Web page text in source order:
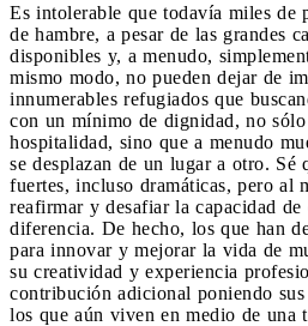
Es intolerable que todavía miles de
de hambre, a pesar de las grandes
disponibles y, a menudo,
mismo modo, no pueden dejar de
innumerables refugiados que
con un mínimo de dignidad, no
hospitalidad, sino que a menudo
se desplazan de un lugar a otro. Sé
fuertes, incluso dramáticas, pero al
reafirmar y desafiar la capacidad de
diferencia. De hecho, los que han
para innovar y mejorar la vida de
su creatividad y experiencia
contribución adicional poniendo
los que aún viven en medio de una